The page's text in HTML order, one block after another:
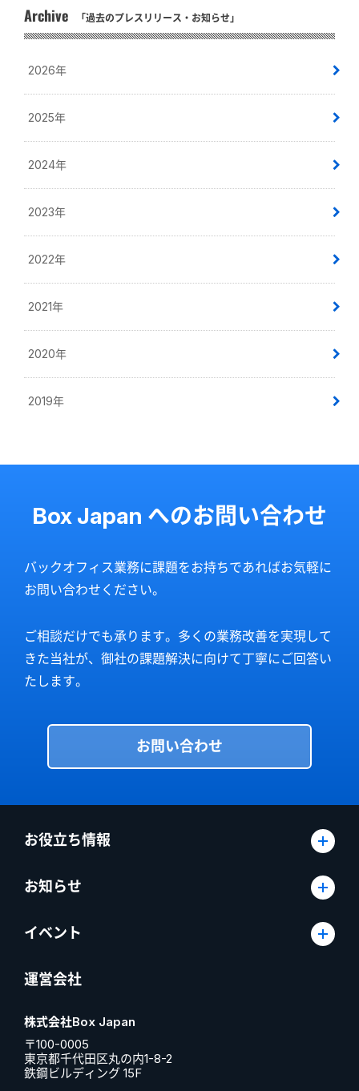
Archive 「過去のプレスリリース・お知らせ」
2026年
2025年
2024年
2023年
2022年
2021年
2020年
2019年
Box Japan へのお問い合わせ
バックオフィス業務に課題をお持ちであればお気軽に
お問い合わせください。
ご相談だけでも承ります。多くの業務改善を実現して
きた当社が、御社の課題解決に向けて丁寧にご回答い
たします。
お問い合わせ
お役立ち情報
お知らせ
イベント
運営会社
株式会社Box Japan
〒100-0005
東京都千代田区丸の内1-8-2
鉄鋼ビルディング 15F